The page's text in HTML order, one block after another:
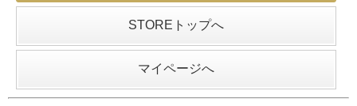
STOREトップへ
マイページへ